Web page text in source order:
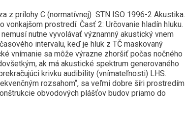
z prílohy C (normatívnej) STN ISO 1996-2 Akustika.
vonkajšom prostredí. Časť 2: Určovanie hladín hluku.
nutne vyvolávať významný akustický vnem
intervalu, keď je hluk z TČ maskovaný
vnímanie sa môže výrazne zhoršiť počas nočného
ak má akustické spektrum generovaného
krivku audibility (vnímateľnosti) LHS.
rozsahom“, sa veľmi dobre šíri prostredím
obvodových plášťov budov priamo do